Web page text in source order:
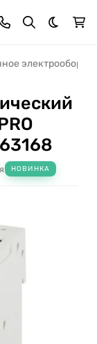
Темная
НОВИНКА